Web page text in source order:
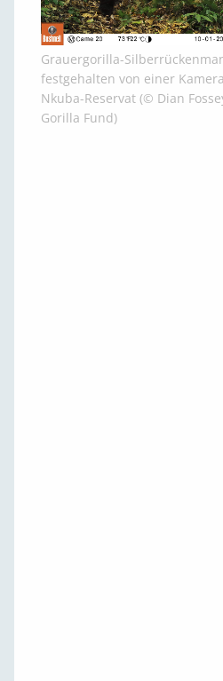
Grauergorilla-
festgehalten von einer
Nkuba-Reservat (© Dian
Gorilla Fund)